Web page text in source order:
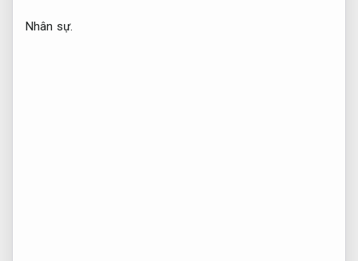
Nhân sự.